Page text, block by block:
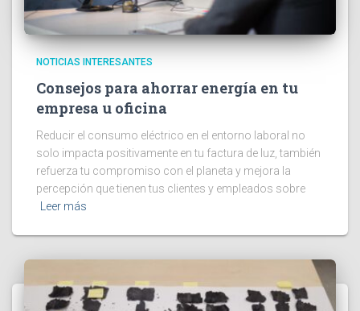
NOTICIAS INTERESANTES
Consejos para ahorrar energía en tu
empresa u oficina
Reducir el consumo eléctrico en el entorno laboral no
solo impacta positivamente en tu factura de luz, también
refuerza tu compromiso con el planeta y mejora la
percepción que tienen tus clientes y empleados sobre
Leer más